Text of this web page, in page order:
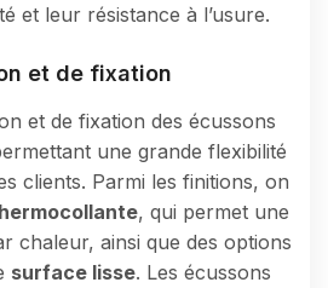
et leur résistance à l’usure.
et de fixation
et de fixation des écussons
une grande flexibilité
clients. Parmi les finitions, on
, qui permet une
chaleur, ainsi que des options
surface lisse. Les écussons